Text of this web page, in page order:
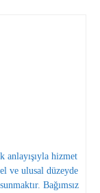
anlayışıyla hizmet
ve ulusal düzeyde
Bağımsız